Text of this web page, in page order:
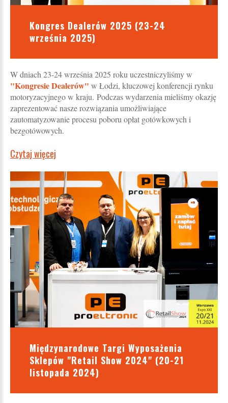
Kongres Dealerów 2025 (23-24
września 2025)
W dniach 23-24 września 2025 roku uczestniczyliśmy w
"Kongresie Dealerów" w Łodzi, kluczowej konferencji rynku
motoryzacyjnego w kraju. Podczas wydarzenia mieliśmy okazję
zaprezentować nasze rozwiązania umożliwiające
zautomatyzowanie procesu poboru opłat gotówkowych i
bezgotówowych.
Czytaj więcej
Międzynarodowe Targi Wyposażenia
Sklepów "Retail Show 2024" (20-21
listopada 2024)